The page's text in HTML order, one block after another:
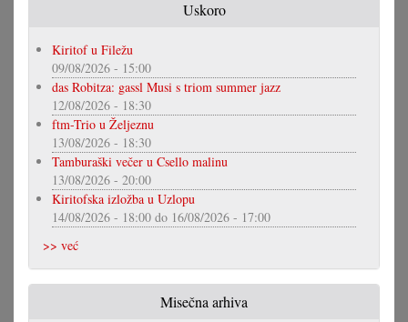
Uskoro
Kiritof u Filežu
09/08/2026 - 15:00
das Robitza: gassl Musi s triom summer jazz
12/08/2026 - 18:30
ftm-Trio u Željeznu
13/08/2026 - 18:30
Tamburaški večer u Csello malinu
13/08/2026 - 20:00
Kiritofska izložba u Uzlopu
14/08/2026 - 18:00 do 16/08/2026 - 17:00
>> već
Misečna arhiva